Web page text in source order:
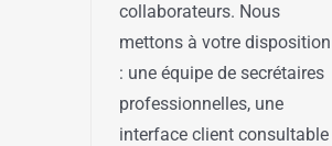
collaborateurs. Nous
mettons à votre disposition
: une équipe de secrétaires
professionnelles, une
interface client consultable